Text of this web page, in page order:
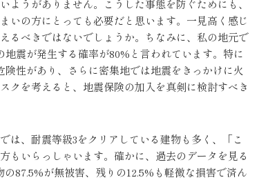
うがありません。こうした事態を防ぐためにも、
いの方にとっても必要だと思います。一見高く感じ
るべきではないでしょうか。ちなみに、私の地元で
震が発生する確率が80%と言われています。特に
性があり、さらに密集地では地震をきっかけに火
クを考えると、地震保険の加入を真剣に検討すべき
は、耐震等級3をクリアしている建物も多く、「こ
もいらっしゃいます。確かに、過去のデータを見る
87.5%が無被害、残りの12.5%も軽微な損害で済ん